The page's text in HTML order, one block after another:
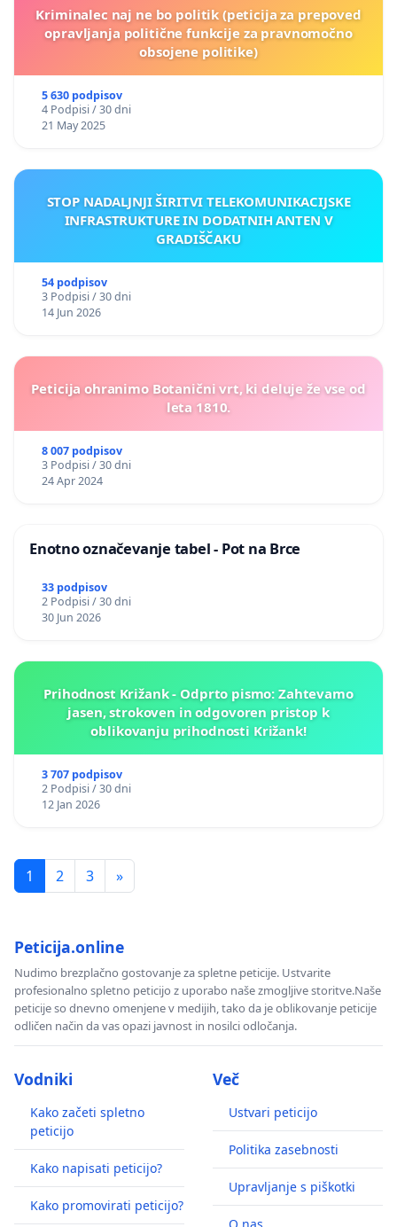
Kriminalec naj ne bo politik (peticija za prepoved
opravljanja politične funkcije za pravnomočno
obsojene politike)
5 630 podpisov
4 Podpisi / 30 dni
21 May 2025
STOP NADALJNJI ŠIRITVI TELEKOMUNIKACIJSKE
INFRASTRUKTURE IN DODATNIH ANTEN V
GRADIŠČAKU
54 podpisov
3 Podpisi / 30 dni
14 Jun 2026
Peticija ohranimo Botanični vrt, ki deluje že vse od
leta 1810.
8 007 podpisov
3 Podpisi / 30 dni
24 Apr 2024
Enotno označevanje tabel - Pot na Brce
33 podpisov
2 Podpisi / 30 dni
30 Jun 2026
Prihodnost Križank - Odprto pismo: Zahtevamo
jasen, strokoven in odgovoren pristop k
oblikovanju prihodnosti Križank!
3 707 podpisov
2 Podpisi / 30 dni
12 Jan 2026
1 2 3 »
Peticija.online
Nudimo brezplačno gostovanje za spletne peticije. Ustvarite
profesionalno spletno peticijo z uporabo naše zmogljive storitve.Naše
peticije so dnevno omenjene v medijih, tako da je oblikovanje peticije
odličen način da vas opazi javnost in nosilci odločanja.
Vodniki
Kako začeti spletno
peticijo
Kako napisati peticijo?
Kako promovirati peticijo?
Več
Ustvari peticijo
Politika zasebnosti
Upravljanje s piškotki